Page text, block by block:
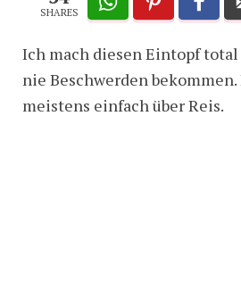
SHARES
Ich mach diesen Eintopf
nie Beschwerden
meistens einfach über Reis.